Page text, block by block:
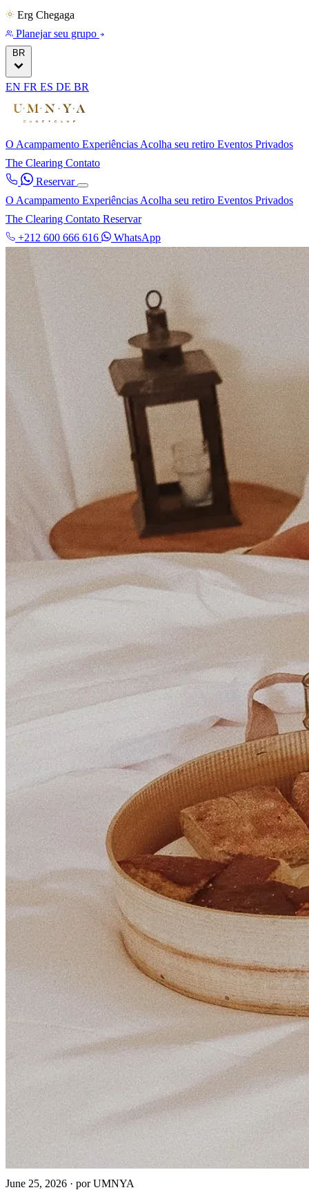
Erg Chegaga
Planejar seu grupo
BR
EN FR ES DE BR
O Acampamento Experiências Acolha seu retiro Eventos Privados
The Clearing Contato
Reservar
O Acampamento Experiências Acolha seu retiro Eventos Privados
The Clearing Contato Reservar
+212 600 666 616
WhatsApp
June 25, 2026 · por UMNYA